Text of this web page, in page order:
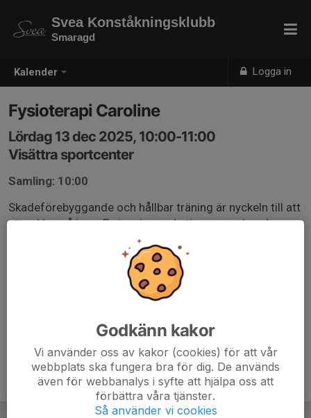
Kalender Logga in
Svea Konståkningsklubb
Smaragd
Fysioterapi Caroline
Lördag 13 dec 2025, 10:00-11:00
Visättra sportcenter
Samling: 10:00
Skadeförebyggande och hållbar träning är nyckeln till att
utvecklas på isen. En inspirerande timme om hur du
bygger en hållbar kropp för konståkning med
fysioterpaeut och konståkare Caroline Haraldsson.
Godkänn kakor
Vi använder oss av kakor (cookies) för att vår
webbplats ska fungera bra för dig. De används
även för webbanalys i syfte att hjälpa oss att
förbättra våra tjänster.
Så använder vi cookies